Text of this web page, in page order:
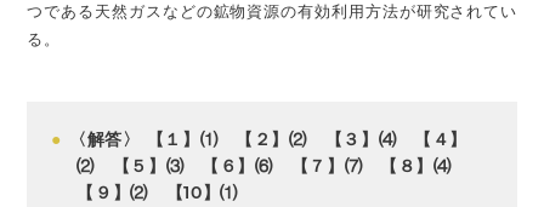
つである天然ガスなどの鉱物資源の有効利用方法が研究されてい
る。
●
〈解答〉 【１】⑴ 【２】⑵ 【３】⑷ 【４】
⑵ 【５】⑶ 【６】⑹ 【７】⑺ 【８】⑷
【９】⑵ 【10】⑴